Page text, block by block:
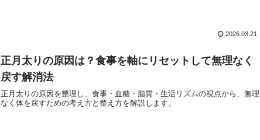
2026.03.21
正月太りの原因は？食事を軸にリセットして無理なく
戻す解消法
正月太りの原因を整理し、食事・血糖・脂質・生活リズムの視点から、無理
なく体を戻すための考え方と整え方を解説します。